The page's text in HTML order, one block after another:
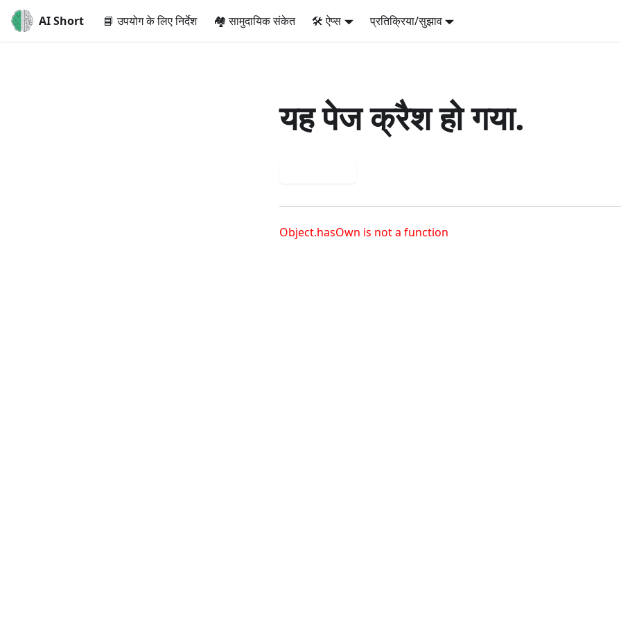
AI Short 📘 उपयोग के लिए निर्देश 🏘️ सामुदायिक संकेत 🛠️ ऐप्स प्रतिक्रिया/सुझाव
यह पेज क्रैश हो गया.
Object.hasOwn is not a function